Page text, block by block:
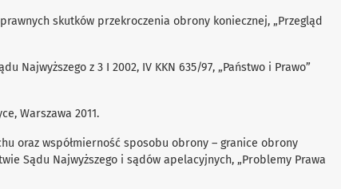
skutków przekroczenia obrony koniecznej, „Przegląd
Najwyższego z 3 I 2002, IV KKN 635/97, „Państwo i Prawo”
Warszawa 2011.
oraz współmierność sposobu obrony – granice obrony
Sądu Najwyższego i sądów apelacyjnych, „Problemy Prawa